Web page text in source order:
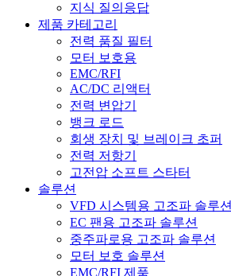
지식 질의응답
제품 카테고리
전력 품질 필터
모터 보호용
EMC/RFI
AC/DC 리액터
전력 변압기
뱅크 로드
회생 장치 및 브레이크 초퍼
전력 저항기
고전압 소프트 스타터
솔루션
VFD 시스템용 고조파 솔루션
EC 팬용 고조파 솔루션
중주파로용 고조파 솔루션
모터 보호 솔루션
EMC/RFI 제품